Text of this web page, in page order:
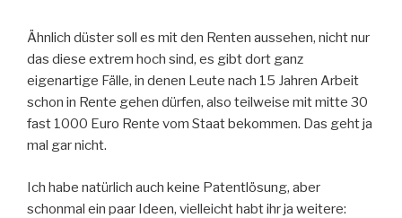
Ähnlich düster soll es mit den Renten aussehen, nicht nur
das diese extrem hoch sind, es gibt dort ganz
eigenartige Fälle, in denen Leute nach 15 Jahren Arbeit
schon in Rente gehen dürfen, also teilweise mit mitte 30
fast 1000 Euro Rente vom Staat bekommen. Das geht ja
mal gar nicht.
Ich habe natürlich auch keine Patentlösung, aber
schonmal ein paar Ideen, vielleicht habt ihr ja weitere: